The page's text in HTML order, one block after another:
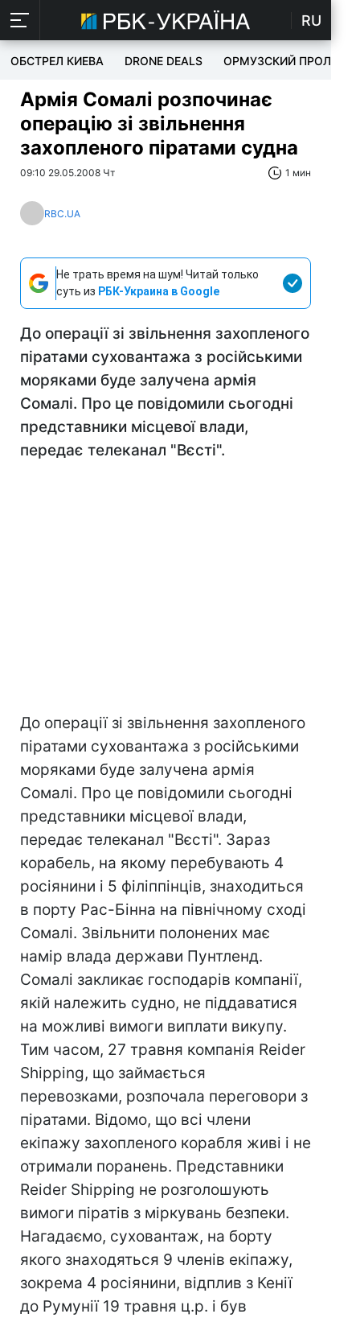
RU
ОБСТРЕЛ КИЕВА DRONE DEALS ОРМУЗСКИЙ ПРОЛИВ
Армія Сомалі розпочинає
операцію зі звільнення
захопленого піратами судна
09:10 29.05.2008 Чт 1 мин
RBC.UA
Не трать время на шум! Читай только
суть из РБК-Украина в Google
До операції зі звільнення захопленого
піратами суховантажа з російськими
моряками буде залучена армія
Сомалі. Про це повідомили сьогодні
представники місцевої влади,
передає телеканал "Вєсті".
До операції зі звільнення захопленого
піратами суховантажа з російськими
моряками буде залучена армія
Сомалі. Про це повідомили сьогодні
представники місцевої влади,
передає телеканал "Вєсті". Зараз
корабель, на якому перебувають 4
росіянини і 5 філіппінців, знаходиться
в порту Рас-Бінна на північному сході
Сомалі. Звільнити полонених має
намір влада держави Пунтленд.
Сомалі закликає господарів компанії,
якій належить судно, не піддаватися
на можливі вимоги виплати викупу.
Тим часом, 27 травня компанія Reider
Shipping, що займається
перевозками, розпочала переговори з
піратами. Відомо, що всі члени
екіпажу захопленого корабля живі і не
отримали поранень. Представники
Reider Shipping не розголошують
вимоги піратів з міркувань безпеки.
Нагадаємо, суховантаж, на борту
якого знаходяться 9 членів екіпажу,
зокрема 4 росіянини, відплив з Кенії
до Румунії 19 травня ц.р. і був